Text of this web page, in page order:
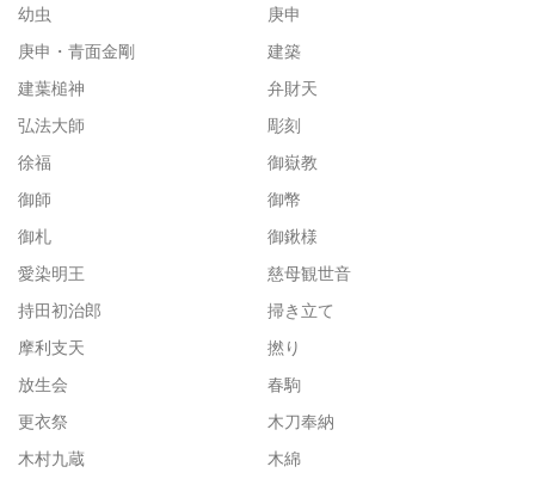
幼虫
庚申
庚申・青面金剛
建築
建葉槌神
弁財天
弘法大師
彫刻
徐福
御嶽教
御師
御幣
御札
御鍬様
愛染明王
慈母観世音
持田初治郎
掃き立て
摩利支天
撚り
放生会
春駒
更衣祭
木刀奉納
木村九蔵
木綿